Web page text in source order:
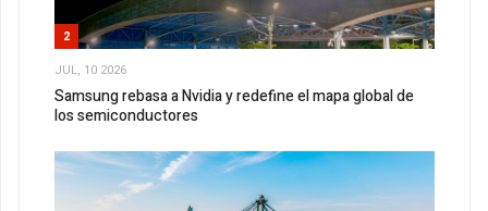
2
JUL, 10 2026
Samsung rebasa a Nvidia y redefine el mapa global de
los semiconductores